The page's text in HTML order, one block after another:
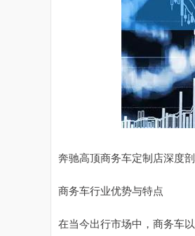
奔驰高顶商务车定制店深度
商务车行业优势与特点
在当今出行市场中，商务车